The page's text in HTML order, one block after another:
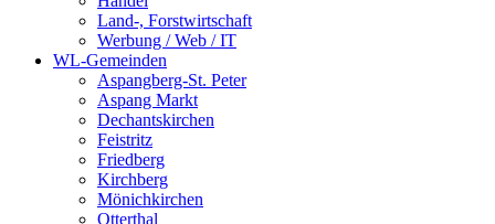
Land-, Forstwirtschaft
Werbung / Web / IT
WL-Gemeinden
Aspangberg-St. Peter
Aspang Markt
Dechantskirchen
Feistritz
Friedberg
Kirchberg
Mönichkirchen
Otterthal